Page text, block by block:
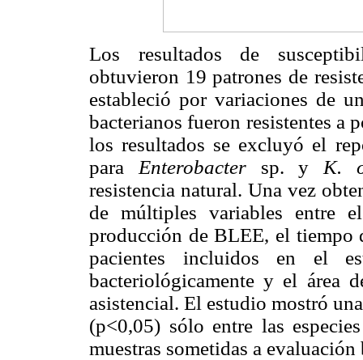
Los resultados de
obtuvieron 19 patrones de
estableció por variaciones de
bacterianos fueron resistentes a
los resultados se excluyó el
para Enterobacter sp. y K.
resistencia natural. Una vez
de múltiples variables entre
producción de BLEE, el tiempo
pacientes incluidos en el
bacteriológicamente y el área
asistencial. El estudio mostró
(p<0,05) sólo entre las
muestras sometidas a